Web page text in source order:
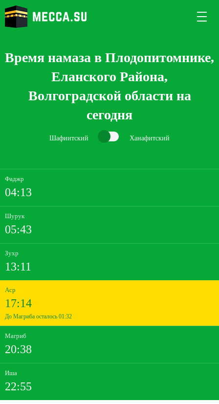
Время намаза в Плодопитомнике,
Еланского Района,
Волгоградской области на
сегодня
Шафиитский Ханафитский
Фаджр
04:13
Шурук
05:43
Зухр
13:11
Аср
17:14
До Магриба осталось 01:32
Магриб
20:38
Иша
22:55